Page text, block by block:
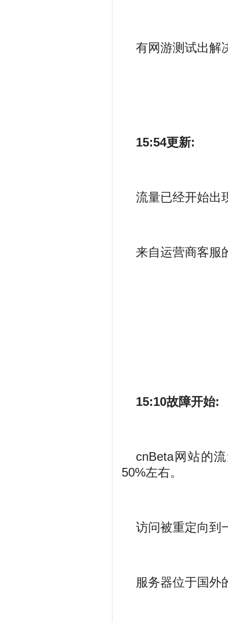
有网游测试出解
15:54更新:
流量已经开始出
来自运营商客服
15:10故障开始:
cnBeta网站的
50%左右。
访问被重定向到
服务器位于国外